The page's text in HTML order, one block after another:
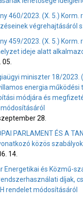
460/2023. (X. 5.) Korm.
végrehajtásáról
459/2023. (X. 5.) Korm.
ideje alatt
miniszter 18/2023.
energia
módjára és
28.
PARLAMENT ÉS A
közös
14.
Energetikai és Közmű-
díjak,
rendelet módosításáról